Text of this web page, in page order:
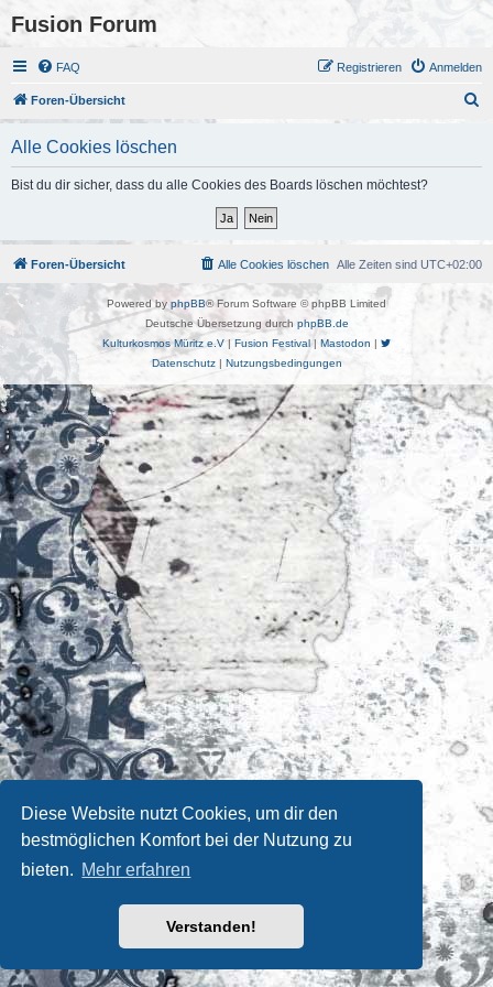
Diese Website nutzt Cookies, um dir den
bestmöglichen Komfort bei der Nutzung zu
bieten. Mehr erfahren
Verstanden!
Fusion Forum
FAQ Anmelden
Registrieren
Foren-Übersicht
Alle Cookies löschen
Bist du dir sicher, dass du alle Cookies des Boards löschen möchtest?
Foren-Übersicht Alle Zeiten sind UTC+02:00
Alle Cookies löschen
Powered by phpBB® Forum Software © phpBB Limited
Deutsche Übersetzung durch phpBB.de
Kulturkosmos Müritz e.V | Fusion Festival| Mastodon |
Datenschutz| Nutzungsbedingungen